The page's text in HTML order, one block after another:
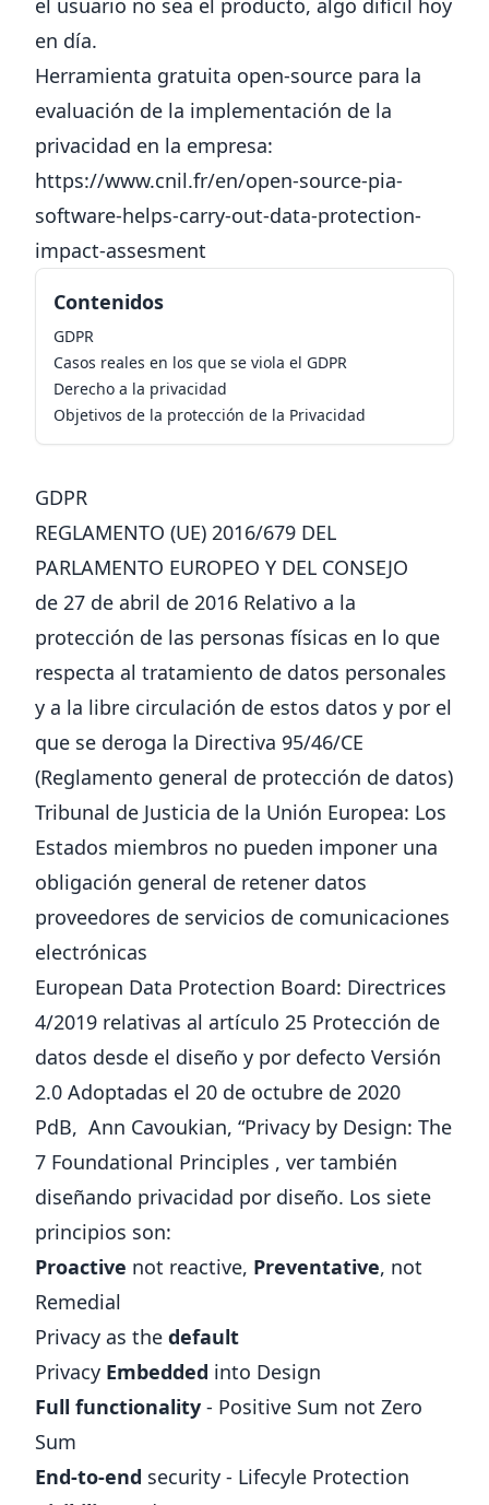
el usuario no sea el producto, algo difícil hoy
en día.
Herramienta gratuita open-source para la
evaluación de la implementación de la
privacidad en la empresa:
https://www.cnil.fr/en/open-source-pia-
software-helps-carry-out-data-protection-
impact-assesment
Contenidos
GDPR
Casos reales en los que se viola el GDPR
Derecho a la privacidad
Objetivos de la protección de la Privacidad
GDPR
REGLAMENTO (UE) 2016/679 DEL
PARLAMENTO EUROPEO Y DEL CONSEJO
de 27 de abril de 2016 Relativo a la
protección de las personas físicas en lo que
respecta al tratamiento de datos personales
y a la libre circulación de estos datos y por el
que se deroga la Directiva 95/46/CE
(Reglamento general de protección de datos)
Tribunal de Justicia de la Unión Europea: Los
Estados miembros no pueden imponer una
obligación general de retener datos
proveedores de servicios de comunicaciones
electrónicas
European Data Protection Board: Directrices
4/2019 relativas al artículo 25 Protección de
datos desde el diseño y por defecto Versión
2.0 Adoptadas el 20 de octubre de 2020
PdB, Ann Cavoukian, “Privacy by Design: The
7 Foundational Principles , ver también
diseñando privacidad por diseño. Los siete
principios son:
Proactive not reactive, Preventative, not
Remedial
Privacy as the default
Privacy Embedded into Design
Full functionality - Positive Sum not Zero
Sum
End-to-end security - Lifecyle Protection